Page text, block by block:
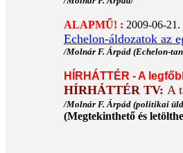
ALAPMŰ! : 2009-06-21.
Echelon-áldozatok az
/Molnár F. Árpád (Echelon-
HÍRHÁTTÉR - A
HÍRHÁTTÉR TV: A
/Molnár F. Árpád (politikai
(Megtekinthető és